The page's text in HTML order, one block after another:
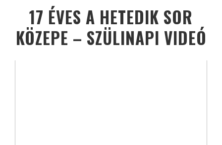
17 ÉVES A HETEDIK SOR
KÖZEPE – SZÜLINAPI VIDEÓ